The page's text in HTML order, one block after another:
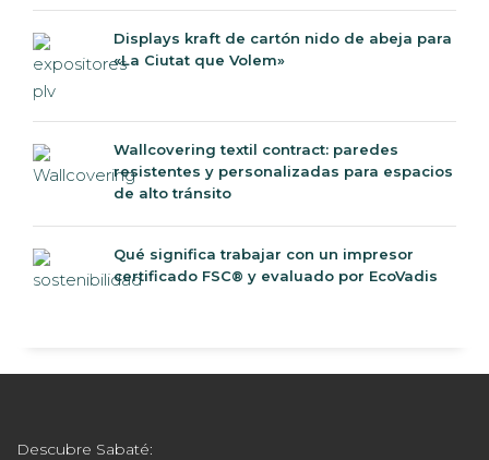
Displays kraft de cartón nido de abeja para
«La Ciutat que Volem»
Wallcovering textil contract: paredes
resistentes y personalizadas para espacios
de alto tránsito
Qué significa trabajar con un impresor
certificado FSC® y evaluado por EcoVadis
Descubre Sabaté: